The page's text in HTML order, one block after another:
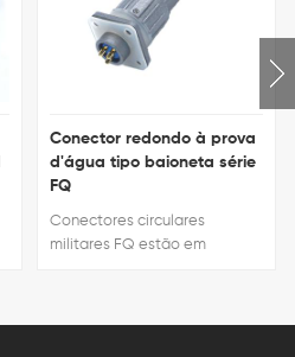
Conector redondo à prova
d'água tipo baioneta série
FQ
Conectores circulares
militares FQ estão em